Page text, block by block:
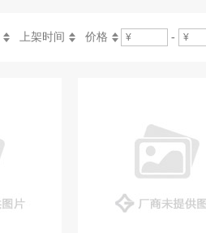
上架时间 价格 -